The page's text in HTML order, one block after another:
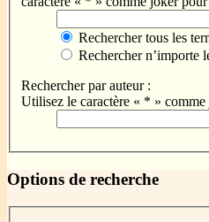
Rechercher tous les
Rechercher n’importe
Rechercher par auteur :
Utilisez le caractère « * »
Options de recherche